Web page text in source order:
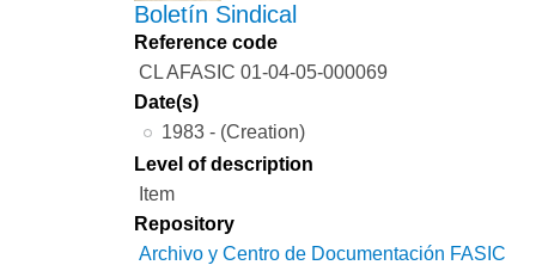
Boletín Sindical
Reference code
CL AFASIC 01-04-05-000069
Date(s)
1983 - (Creation)
Level of description
Item
Repository
Archivo y Centro de Documentación FASIC